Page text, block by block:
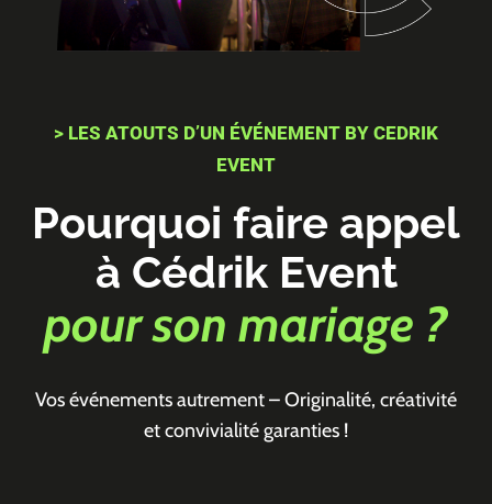
> LES ATOUTS D’UN ÉVÉNEMENT BY CEDRIK
EVENT
Pourquoi faire appel
à Cédrik Event
pour son mariage ?
Vos événements autrement – Originalité, créativité
et convivialité garanties !